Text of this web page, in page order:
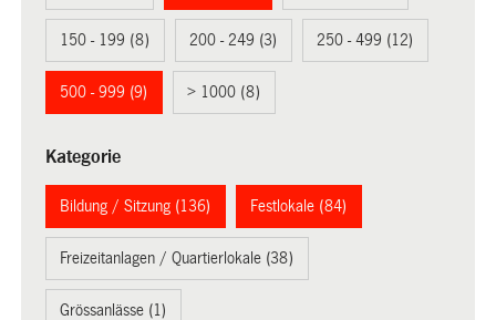
150 - 199 (8) 200 - 249 (3) 250 - 499 (12)
500 - 999 (9) > 1000 (8)
Kategorie
Bildung / Sitzung (136) Festlokale (84)
Freizeitanlagen / Quartierlokale (38)
Grössanlässe (1)